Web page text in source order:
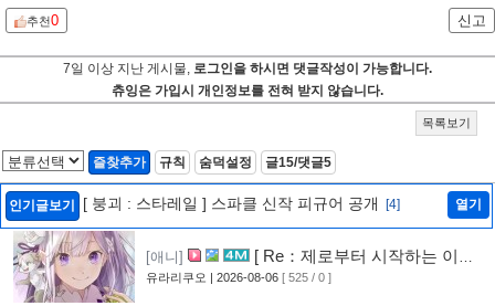
추천0 신고
7일 이상 지난 게시물, 로그인을 하시면 댓글작성이 가능합니다.
츄잉은 가입시 개인정보를 전혀 받지 않습니다.
목록보기
즐찾추가 규칙 숨덕설정 글15/댓글5
인기글보기 [ 붕괴 : 스타레일 ] 스파클 신작 피규어 공개 [4] 열기
[애니]
[ Re：제로부터 시작하는 이세
계 생활 ] 4기 탈환편 PV 영상 공개
유라리쿠오 | 2026-08-06 [ 525 / 0 ]